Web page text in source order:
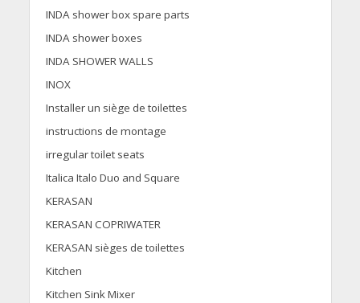
INDA shower box spare parts
INDA shower boxes
INDA SHOWER WALLS
INOX
Installer un siège de toilettes
instructions de montage
irregular toilet seats
Italica Italo Duo and Square
KERASAN
KERASAN COPRIWATER
KERASAN sièges de toilettes
Kitchen
Kitchen Sink Mixer